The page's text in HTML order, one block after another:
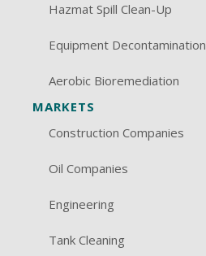
Hazmat Spill Clean-Up
Equipment Decontamination
Aerobic Bioremediation
MARKETS
Construction Companies
Oil Companies
Engineering
Tank Cleaning